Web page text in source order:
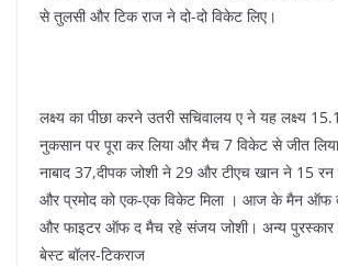
से तुलसी और टिक राज ने दो-दो विकेट लिए।
लक्ष्य का पीछा करने उतरी सचिवालय ए ने यह लक्ष्य
नुकसान पर पूरा कर लिया और मैच 7 विकेट से जीत
नाबाद 37,दीपक जोशी ने 29 और टीएच खान ने 15
और प्रमोद को एक-एक विकेट मिला । आज के मैन ऑफ
और फाइटर ऑफ द मैच रहे संजय जोशी। अन्य पुरस्कार
बेस्ट बॉलर-टिकराज